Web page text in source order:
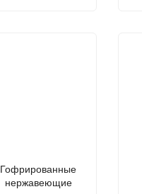
Гофрированные
нержавеющие